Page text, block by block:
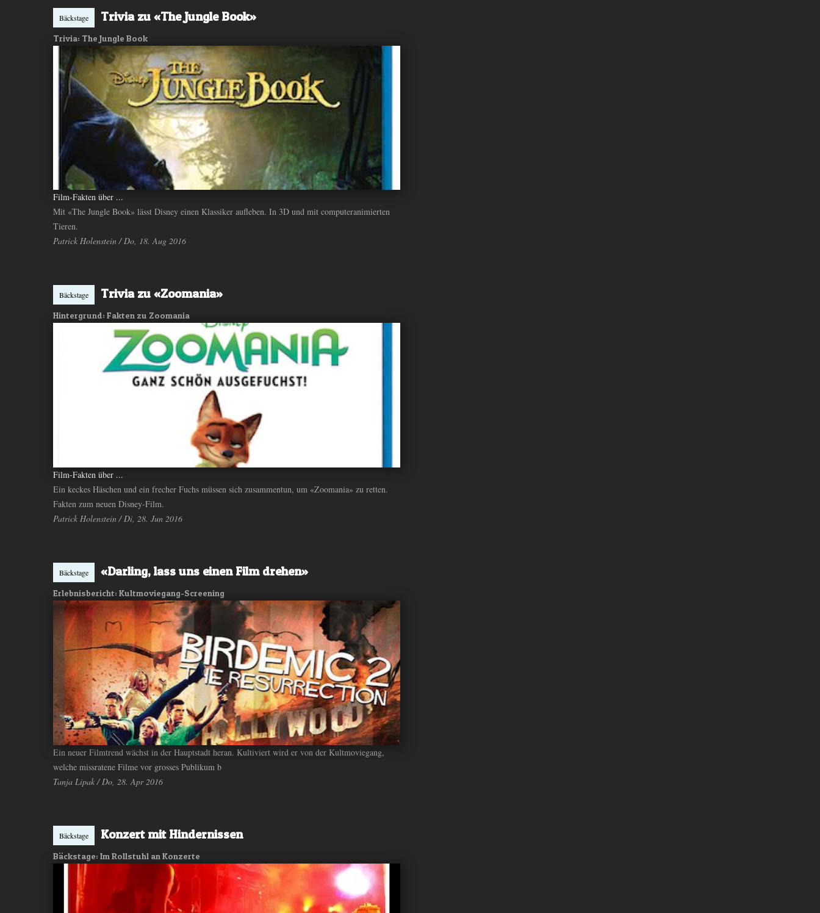
Bäckstage Trivia zu «The Jungle Book»
Trivia: The Jungle Book
Film-Fakten über ...
Mit «The Jungle Book» lässt Disney einen Klassiker aufleben. In 3D und mit computeranimierten
Tieren.
Patrick Holenstein / Do, 18. Aug 2016
Bäckstage Trivia zu «Zoomania»
Hintergrund: Fakten zu Zoomania
Film-Fakten über ...
Ein keckes Häschen und ein frecher Fuchs müssen sich zusammentun, um «Zoomania» zu retten.
Fakten zum neuen Disney-Film.
Patrick Holenstein / Di, 28. Jun 2016
Bäckstage «Darling, lass uns einen Film drehen»
Erlebnisbericht: Kultmoviegang-Screening
Ein neuer Filmtrend wächst in der Hauptstadt heran. Kultiviert wird er von der Kultmoviegang,
welche missratene Filme vor grosses Publikum b
Tanja Lipak / Do, 28. Apr 2016
Bäckstage Konzert mit Hindernissen
Bäckstage: Im Rollstuhl an Konzerte